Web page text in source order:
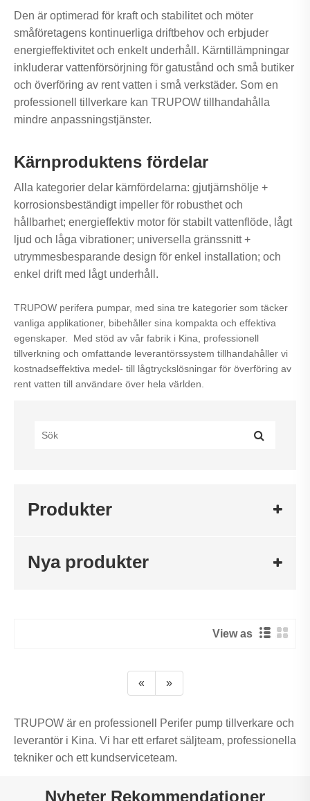
Den är optimerad för kraft och stabilitet och möter
småföretagens kontinuerliga driftbehov och erbjuder
energieffektivitet och enkelt underhåll. Kärntillämpningar
inkluderar vattenförsörjning för gatustånd och små butiker
och överföring av rent vatten i små verkstäder. Som en
professionell tillverkare kan TRUPOW tillhandahålla
mindre anpassningstjänster.
Kärnproduktens fördelar
Alla kategorier delar kärnfördelarna: gjutjärnshölje +
korrosionsbeständigt impeller för robusthet och
hållbarhet; energieffektiv motor för stabilt vattenflöde, lågt
ljud och låga vibrationer; universella gränssnitt +
utrymmesbesparande design för enkel installation; och
enkel drift med lågt underhåll.
TRUPOW perifera pumpar, med sina tre kategorier som täcker
vanliga applikationer, bibehåller sina kompakta och effektiva
egenskaper. Med stöd av vår fabrik i Kina, professionell
tillverkning och omfattande leverantörssystem tillhandahåller vi
kostnadseffektiva medel- till lågtryckslösningar för överföring av
rent vatten till användare över hela världen.
Produkter
Nya produkter
View as
« »
TRUPOW är en professionell Perifer pump tillverkare och
leverantör i Kina. Vi har ett erfaret säljteam, professionella
tekniker och ett kundserviceteam.
Nyheter Rekommendationer